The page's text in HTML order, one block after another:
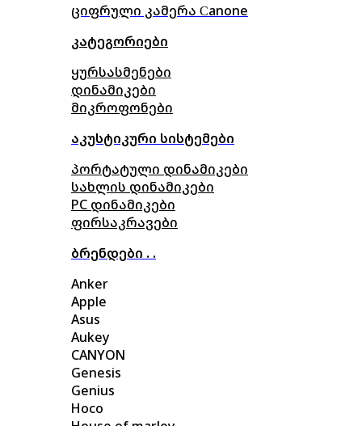
ციფრული კამერა Сanone
კატეგორიები
ყურსასმენები
დინამიკები
მიკროფონები
აკუსტიკური სისტემები
პორტატული დინამიკები
სახლის დინამიკები
PC დინამიკები
ფირსაკრავები
ბრენდები . .
Anker
Apple
Asus
Aukey
CANYON
Genesis
Genius
Hoco